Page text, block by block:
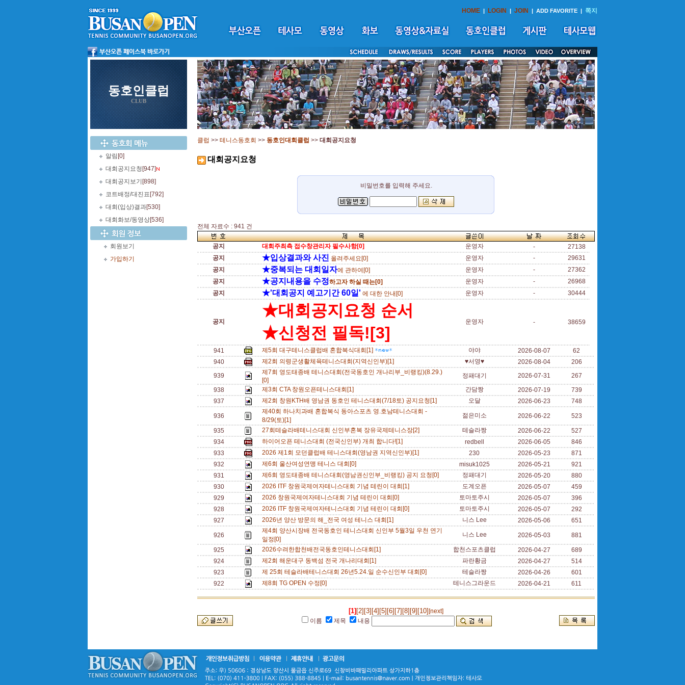
HOME | LOGIN | JOIN | ADD FAVORITE | 쪽지
동호인클럽
CLUB
알림 [0]
대회공지요청 [947]
대회공지보기 [898]
코트배정/대진표 [792]
대회(입상)결과[530]
대회화보/동영상[536]
회원보기
가입하기
클럽 >> 테니스동호회 >> 동호인대회클럽 >> 대회공지요청
대회공지요청
비밀번호를 입력해 주세요.
전체 자료수 : 941 건
공지 대회주최측 접수창관리자 필수사항[0] 운영자 -
27138
공지
★입상결과와 사진 올려주세요[0] 운영자 -
29631
공지
★중복되는 대회일자에 관하여[0] 운영자 -
27362
공지
★공지내용을 수정하고자 하실 때는[0] 운영자 -
26968
공지
★'대회공지 예고기간 60일' 에 대한 안내[0] 운영자 - 30444
공지
★대회공지요청 순서
★신청전 필독![3]
운영자 - 38659
941 제5회 대구테니스클럽배 혼합복식대회[1] 야야 2026-08-07
62
940
제2회 의령군생활체육테니스대회(지역신인부)[1] ♥서영♥ 2026-08-04
206
939
제7회 영도태종배 테니스대회(전국동호인 개나리부_비랭킹)(8.29.)
[0]
정패대기 2026-07-31
267
938
제3회 CTA 창원오픈테니스대회[1] 간담짱 2026-07-19
739
937
제2회 창원KTH배 영남권 동호인 테니스대회(7/18토) 공지요청[1] 오달 2026-06-23 748
936
제40회 하나치과배 혼합복식 동아스포츠 영.호남테니스대회 -
8/29(토)[1]
젊은미소 2026-06-22 523
935 27회테슬라배테니스대회 신인부혼복 장유국제테니스장[2] 테슬라짱 2026-06-22
527
934
하이어오픈 테니스대회 (전국신인부) 개최 합니다![1] redbell 2026-06-05
846
933
2026 제1회 모던클럽배 테니스대회(영남권 지역신인부)[1] 230 2026-05-23
871
932
제6회 울산여성연맹 테니스 대회[0] misuk1025 2026-05-21
921
931
제6회 영도태종배 테니스대회(영남권신인부_비랭킹) 공지 요청[0] 정패대기 2026-05-20
880
930
2026 ITF 창원국제여자테니스대회 기념 테린이 대회[1] 도계오픈 2026-05-07
459
929
2026 창원국제여자테니스대회 기념 테린이 대회[0] 토마토주시 2026-05-07
396
928
2026 ITF 창원국제여자테니스대회 기념 테린이 대회[0] 토마토주시 2026-05-07
292
927
2026년 양산 방문의 해_전국 여성 테니스 대회[1] 니스 Lee 2026-05-06 651
926
제4회 양산시장배 전국동호인 테니스대회 신인부 5월3일 우천 연기
일정[0]
니스 Lee 2026-05-03 881
925 2026수려한합천배전국동호인테니스대회[1] 합천스포츠클럽 2026-04-27
689
924
제2회 해운대구 동백섬 전국 개나리대회[1] 파란황금 2026-04-27
514
923
제 25회 테슬라배테니스대회 26년5.24.일 순수신인부 대회[0] 테슬라짱 2026-04-26
601
922
제8회 TG OPEN 수정[0] 테니스그라운드 2026-04-21 611
[1] [2] [3] [4] [5] [6] [7] [8] [9] [10] [next]
이름
제목 내용